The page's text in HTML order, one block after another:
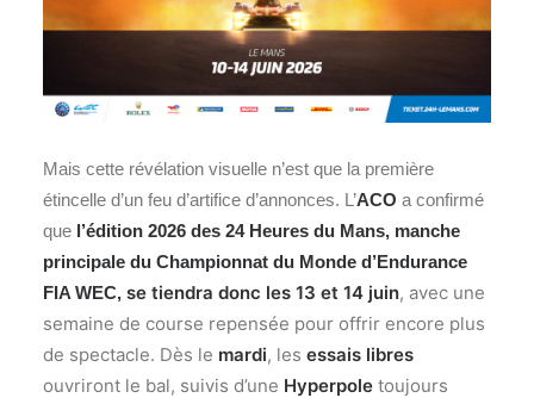
Mais cette révélation visuelle n’est que la première
étincelle d’un feu d’artifice d’annonces. L’ACO a confirmé
que l’édition 2026 des 24 Heures du Mans, manche
principale du Championnat du Monde d’Endurance
FIA WEC, se tiendra donc les 13 et 14 juin, avec une
semaine de course repensée pour offrir encore plus
de spectacle. Dès le mardi, les essais libres
ouvriront le bal, suivis d’une Hyperpole toujours